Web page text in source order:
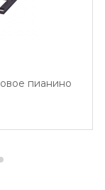
пианино